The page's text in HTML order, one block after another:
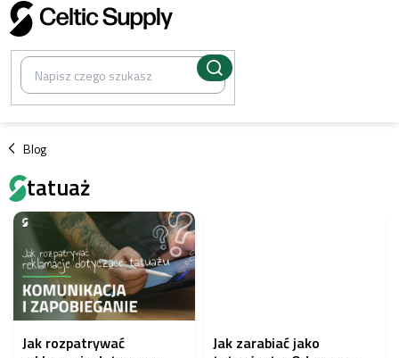
Przejść
do
treści
Blog
/
tatuaż
L
a
Jak rozpatrywać
Jak zarabiać jako